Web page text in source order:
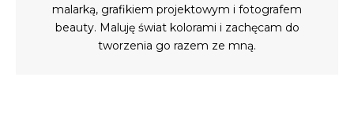
malarką, grafikiem projektowym i fotografem
beauty. Maluję świat kolorami i zachęcam do
tworzenia go razem ze mną.